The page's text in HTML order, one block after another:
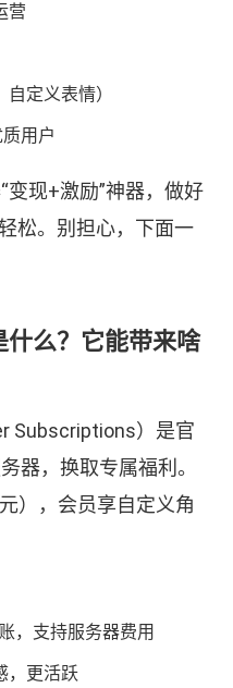
营
定义表情）
用户
现+激励”神器，做好
松。别担心，下面一
么？它能带来啥
Subscriptions）是官
器，换取专属福利。
），会员享自定义角
，支持服务器费用
，更活跃